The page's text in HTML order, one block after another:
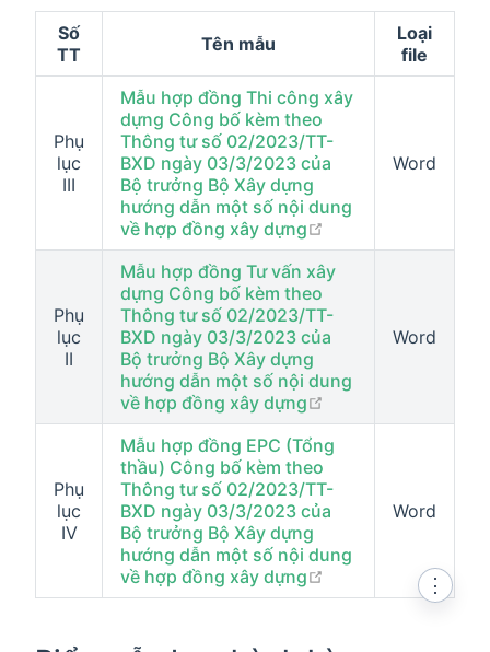
Số
TT
Tên mẫu
Loại
file
Phụ
lục
III
Mẫu hợp đồng Thi công xây
dựng Công bố kèm theo
Thông tư số 02/2023/TT-
BXD ngày 03/3/2023 của
Bộ trưởng Bộ Xây dựng
hướng dẫn một số nội dung
về hợp đồng xây dựng
Word
Phụ
lục
II
Mẫu hợp đồng Tư vấn xây
dựng Công bố kèm theo
Thông tư số 02/2023/TT-
BXD ngày 03/3/2023 của
Bộ trưởng Bộ Xây dựng
hướng dẫn một số nội dung
về hợp đồng xây dựng
Word
Phụ
lục
IV
Mẫu hợp đồng EPC (Tổng
thầu) Công bố kèm theo
Thông tư số 02/2023/TT-
BXD ngày 03/3/2023 của
Bộ trưởng Bộ Xây dựng
hướng dẫn một số nội dung
về hợp đồng xây dựng
open in new
Word
⋮